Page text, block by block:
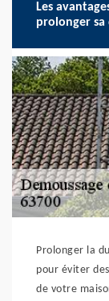
Les
prolonger sa
Prolonger la
pour éviter
de votre